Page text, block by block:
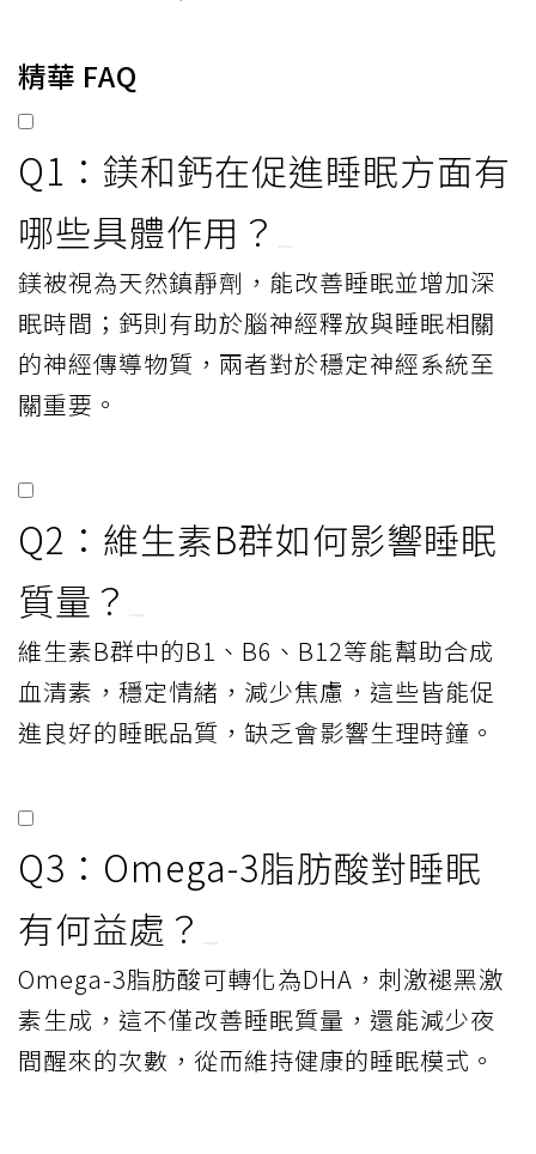
精華 FAQ
Q1：鎂和鈣在促進睡眠方面有
哪些具體作用？
鎂被視為天然鎮靜劑，能改善睡眠並增加深
眠時間；鈣則有助於腦神經釋放與睡眠相關
的神經傳導物質，兩者對於穩定神經系統至
關重要。
Q2：維生素B群如何影響睡眠
質量？
維生素B群中的B1、B6、B12等能幫助合成
血清素，穩定情緒，減少焦慮，這些皆能促
進良好的睡眠品質，缺乏會影響生理時鐘。
Q3：Omega-3脂肪酸對睡眠
有何益處？
Omega-3脂肪酸可轉化為DHA，刺激褪黑激
素生成，這不僅改善睡眠質量，還能減少夜
間醒來的次數，從而維持健康的睡眠模式。